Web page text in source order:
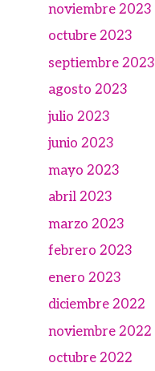
noviembre 2023
octubre 2023
septiembre 2023
agosto 2023
julio 2023
junio 2023
mayo 2023
abril 2023
marzo 2023
febrero 2023
enero 2023
diciembre 2022
noviembre 2022
octubre 2022